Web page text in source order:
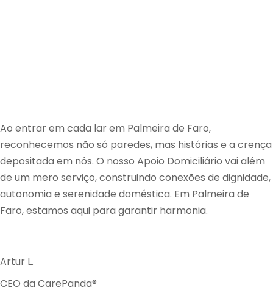
Ao entrar em cada lar em Palmeira de Faro,
reconhecemos não só paredes, mas histórias e a crença
depositada em nós. O nosso Apoio Domiciliário vai além
de um mero serviço, construindo conexões de dignidade,
autonomia e serenidade doméstica. Em Palmeira de
Faro, estamos aqui para garantir harmonia.
Artur L.
CEO da CarePanda®